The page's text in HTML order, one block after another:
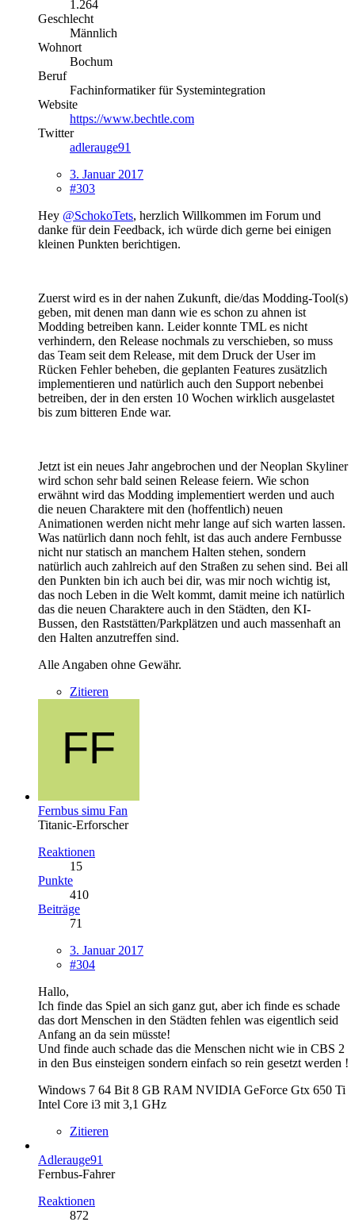
1.264
Geschlecht
Männlich
Wohnort
Bochum
Beruf
Fachinformatiker für Systemintegration
Website
https://www.bechtle.com
Twitter
adlerauge91
3. Januar 2017
#303
Hey @SchokoTets, herzlich Willkommen im Forum und
danke für dein Feedback, ich würde dich gerne bei einigen
kleinen Punkten berichtigen.
Zuerst wird es in der nahen Zukunft, die/das Modding-Tool(s)
geben, mit denen man dann wie es schon zu ahnen ist
Modding betreiben kann. Leider konnte TML es nicht
verhindern, den Release nochmals zu verschieben, so muss
das Team seit dem Release, mit dem Druck der User im
Rücken Fehler beheben, die geplanten Features zusätzlich
implementieren und natürlich auch den Support nebenbei
betreiben, der in den ersten 10 Wochen wirklich ausgelastet
bis zum bitteren Ende war.
Jetzt ist ein neues Jahr angebrochen und der Neoplan Skyliner
wird schon sehr bald seinen Release feiern. Wie schon
erwähnt wird das Modding implementiert werden und auch
die neuen Charaktere mit den (hoffentlich) neuen
Animationen werden nicht mehr lange auf sich warten lassen.
Was natürlich dann noch fehlt, ist das auch andere Fernbusse
nicht nur statisch an manchem Halten stehen, sondern
natürlich auch zahlreich auf den Straßen zu sehen sind. Bei all
den Punkten bin ich auch bei dir, was mir noch wichtig ist,
das noch Leben in die Welt kommt, damit meine ich natürlich
das die neuen Charaktere auch in den Städten, den KI-
Bussen, den Raststätten/Parkplätzen und auch massenhaft an
den Halten anzutreffen sind.
Alle Angaben ohne Gewähr.
Zitieren
Fernbus simu Fan
Titanic-Erforscher
Reaktionen
15
Punkte
410
Beiträge
71
3. Januar 2017
#304
Hallo,
Ich finde das Spiel an sich ganz gut, aber ich finde es schade
das dort Menschen in den Städten fehlen was eigentlich seid
Anfang an da sein müsste!
Und finde auch schade das die Menschen nicht wie in CBS 2
in den Bus einsteigen sondern einfach so rein gesetzt werden !
Windows 7 64 Bit 8 GB RAM NVIDIA GeForce Gtx 650 Ti
Intel Core i3 mit 3,1 GHz
Zitieren
Adlerauge91
Fernbus-Fahrer
Reaktionen
872